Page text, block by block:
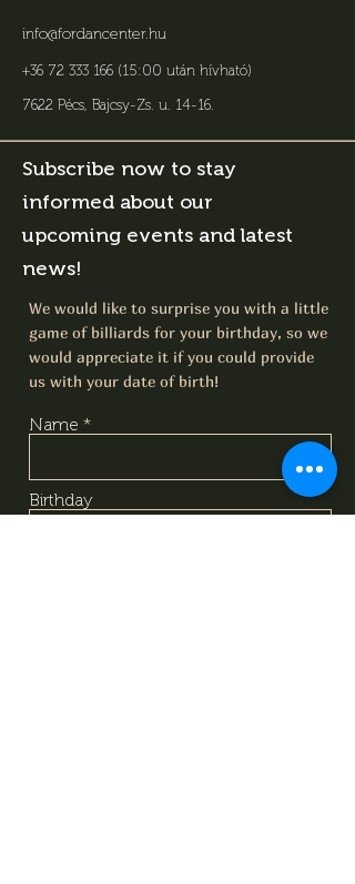
info@fordancenter.hu
+36 72 333 166 (15:00 után hívható)
7622 Pécs, Bajcsy-Zs. u. 14-16.
Subscribe now to stay
informed about our
upcoming events and latest
news!
We would like to surprise you with a little
game of billiards for your birthday, so we
would appreciate it if you could provide
us with your date of birth!
Name
Birthday